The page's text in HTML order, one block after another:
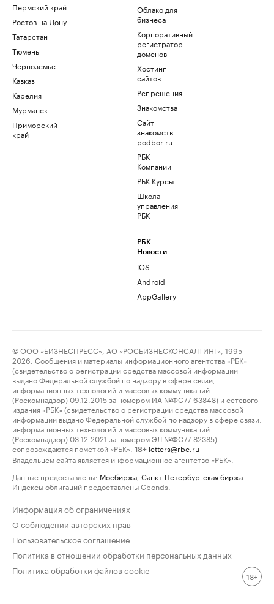
Пермский край
Ростов-на-Дону
Татарстан
Тюмень
Черноземье
Кавказ
Карелия
Мурманск
Приморский
край
Облако для
бизнеса
Корпоративный
регистратор
доменов
Хостинг
сайтов
Рег.решения
Знакомства
Сайт
знакомств
podbor.ru
РБК
Компании
РБК Курсы
Школа
управления
РБК
РБК
Новости
iOS
Android
AppGallery
© ООО «БИЗНЕСПРЕСС», АО «РОСБИЗНЕСКОНСАЛТИНГ», 1995–
2026. Сообщения и материалы информационного агентства «РБК»
(свидетельство о регистрации средства массовой информации
выдано Федеральной службой по надзору в сфере связи,
информационных технологий и массовых коммуникаций
(Роскомнадзор) 09.12.2015 за номером ИА №ФС77-63848) и сетевого
издания «РБК» (свидетельство о регистрации средства массовой
информации выдано Федеральной службой по надзору в сфере связи,
информационных технологий и массовых коммуникаций
(Роскомнадзор) 03.12.2021 за номером ЭЛ №ФС77-82385)
сопровождаются пометкой «РБК».
18+ letters@rbc.ru
Владельцем сайта является информационное агентство «РБК».
Данные предоставлены: Мосбиржа Санкт-Петербургская биржа
Индексы облигаций предоставлены Cbonds.
Информация об ограничениях
О соблюдении авторских прав
Пользовательское соглашение
Политика в отношении обработки персональных данных
Политика обработки файлов cookie
18+